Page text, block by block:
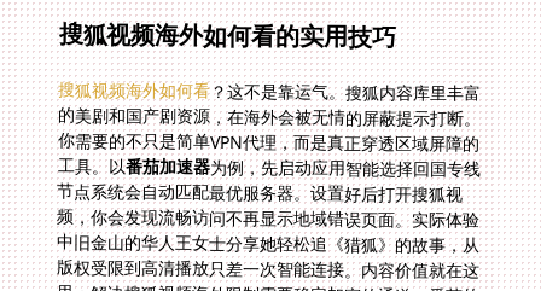
搜狐视频海外如何看的实用技巧
搜狐视频海外如何看？这不是靠运气。搜狐内容库里丰富
的美剧和国产剧资源，在海外会被无情的屏蔽提示打断。
你需要的不只是简单VPN代理，而是真正穿透区域屏障的
工具。以番茄加速器为例，先启动应用智能选择回国专线
节点系统会自动匹配最优服务器。设置好后打开搜狐视
频，你会发现流畅访问不再显示地域错误页面。实际体验
中旧金山的华人王女士分享她轻松追《猎狐》的故事，从
版权受限到高清播放只差一次智能连接。内容价值就在这
里：解决搜狐视频海外限制需要稳定加密的通道，番茄的
数据安全加密专线传输让每一条数据都封装保护远离监听